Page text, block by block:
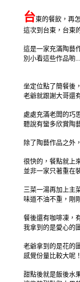
台東的餐飲，再
這次到台東，台東的
這是一家充滿陶藝作
別小看這些作品喲....
坐定位點了簡餐後，
老爺就跟謝大哥還有
處處充滿老闆的巧思
聽說有蠻多欣賞陶藝
除了陶藝作品之外，
很快的，餐點就上來
並非一家只著重在裝
三菜一湯再加上主菜
味道不油不重，剛剛
餐後還有咖啡凍，有
我拿到的是愛心的圖
老爺拿到的是花的圖
感覺份量比較大呢！
甜點後就是飯後水果